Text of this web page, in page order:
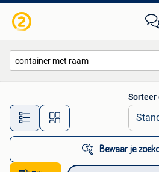
Alle afstanden…
Sorteer
Bewaar je